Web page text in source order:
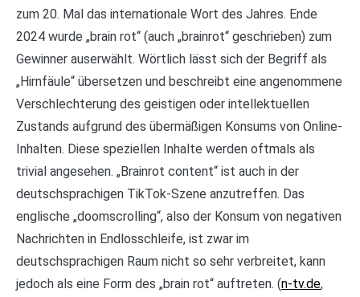
zum 20. Mal das internationale Wort des Jahres. Ende
2024 wurde „brain rot“ (auch „brainrot“ geschrieben) zum
Gewinner auserwählt. Wörtlich lässt sich der Begriff als
„Hirnfäule“ übersetzen und beschreibt eine angenommene
Verschlechterung des geistigen oder intellektuellen
Zustands aufgrund des übermäßigen Konsums von Online-
Inhalten. Diese speziellen Inhalte werden oftmals als
trivial angesehen. „Brainrot content“ ist auch in der
deutschsprachigen TikTok-Szene anzutreffen. Das
englische „doomscrolling“, also der Konsum von negativen
Nachrichten in Endlosschleife, ist zwar im
deutschsprachigen Raum nicht so sehr verbreitet, kann
jedoch als eine Form des „brain rot“ auftreten. (n-tv.de,